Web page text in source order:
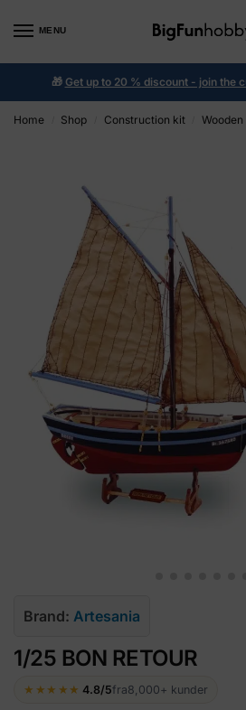
MENU
🎁 Get up to 20 % discount - join the
Home Shop Construction kit
Brand: Artesania
1/25 BON RETOUR
★★★★★ 4.8/5fra8,000+ kunder